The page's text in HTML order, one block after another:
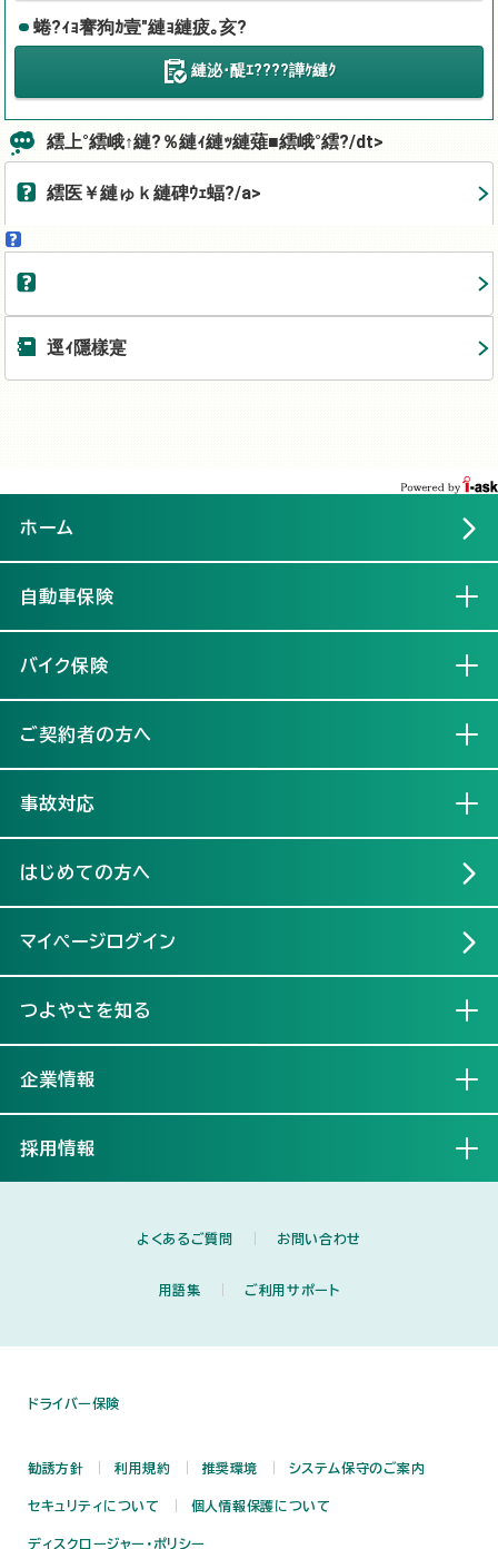
蜷?ｨｮ謇狗ｶ壹″縺ｮ縺疲｡亥?
縺泌･醍ｴ????譁ｹ縺ｸ
繧上°繧峨↑縺?％縺ｨ縺ｯ縺薙■繧峨°繧?/dt>
繧医￥縺ゅｋ縺碑ｳｪ蝠?/a>
逕ｨ隱樣寔
ホーム
自動車保険
バイク保険
ご契約者の方へ
事故対応
はじめての方へ
マイページログイン
つよやさを知る
企業情報
採用情報
よくあるご質問 お問い合わせ
用語集 ご利用サポート
ドライバー保険
勧誘方針 利用規約 推奨環境 システム保守のご案内
セキュリティについて 個人情報保護について
ディスクロージャー・ポリシー